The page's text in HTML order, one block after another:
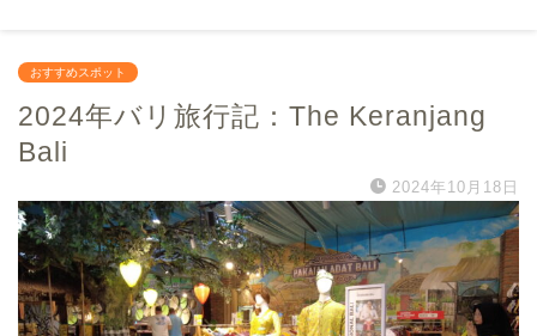
おすすめスポット
2024年バリ旅行記：The Keranjang
Bali
2024年10月18日